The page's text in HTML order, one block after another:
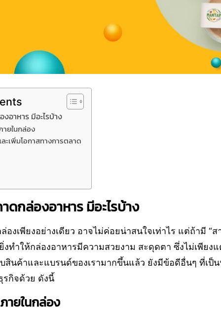
อาหาร มีอะไรบ้าง
ายในกล่อง
ะเพิ่มโอกาสทางการตลาด
กล่องอาหาร มีอะไรบ้าง
งเพียงอย่างเดียว อาจไม่ค่อยน่าสนใจเท่าไร แต่ถ้ามี “ส
งทำให้กล่องอาหารมีความสวยงาม สะดุดตา ซึ่งไม่เพียง
สินค้าและแบรนด์ของเรามากขึ้นแล้ว ยังมีข้อดีอื่นๆ ที่เป็
รกิจด้วย ดังนี้
ายในกล่อง